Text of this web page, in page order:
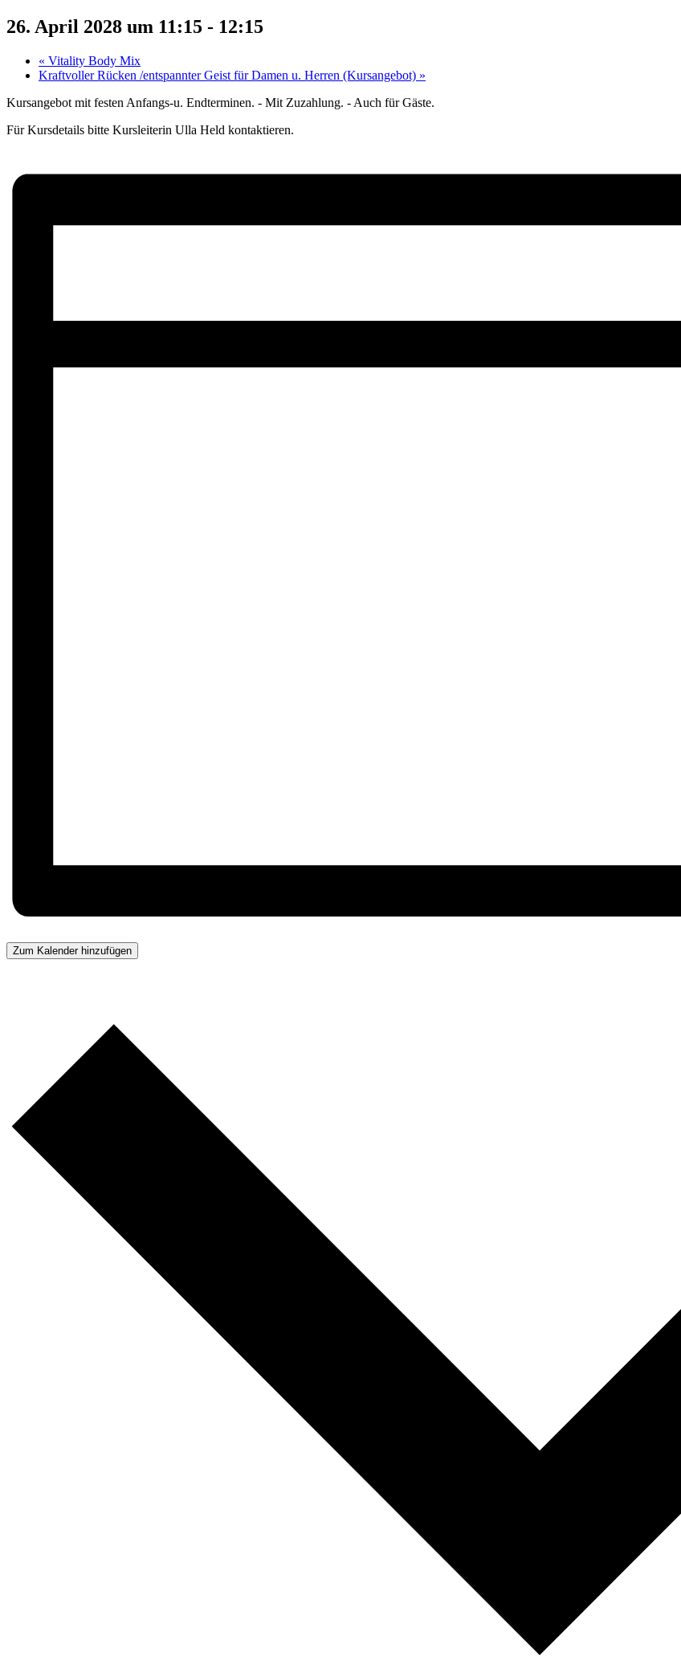
26. April 2028 um 11:15 - 12:15
« Vitality Body Mix
Kraftvoller Rücken /entspannter Geist für Damen u. Herren (Kursangebot) »
Kursangebot mit festen Anfangs-u. Endterminen. - Mit Zuzahlung. - Auch für Gäste.
Für Kursdetails bitte Kursleiterin Ulla Held kontaktieren.
Zum Kalender hinzufügen